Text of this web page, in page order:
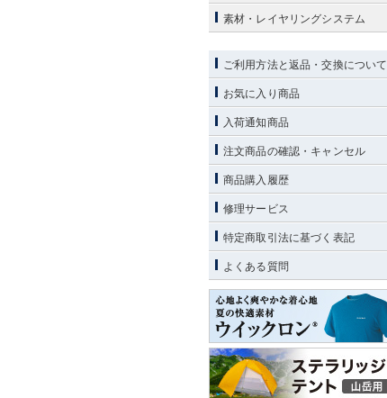
素材・レイヤリングシステム
ご利用方法と返品・交換について
お気に入り商品
入荷通知商品
注文商品の確認・キャンセル
商品購入履歴
修理サービス
特定商取引法に基づく表記
よくある質問